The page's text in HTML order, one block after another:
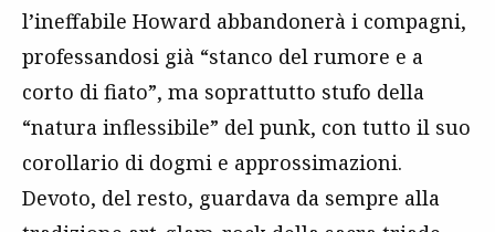
l’ineffabile Howard abbandonerà i compagni,
professandosi già “stanco del rumore e a
corto di fiato”, ma soprattutto stufo della
“natura inflessibile” del punk, con tutto il suo
corollario di dogmi e approssimazioni.
Devoto, del resto, guardava da sempre alla